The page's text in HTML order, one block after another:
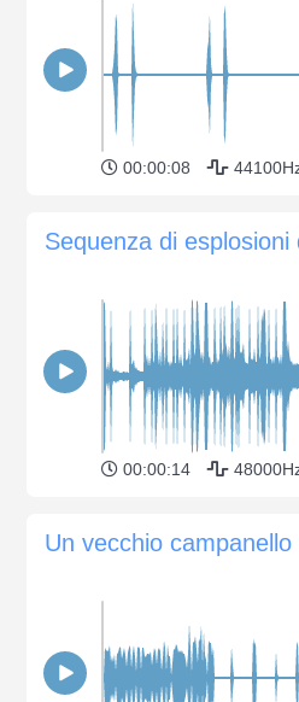
00:00:08
Sequenza di
00:00:14